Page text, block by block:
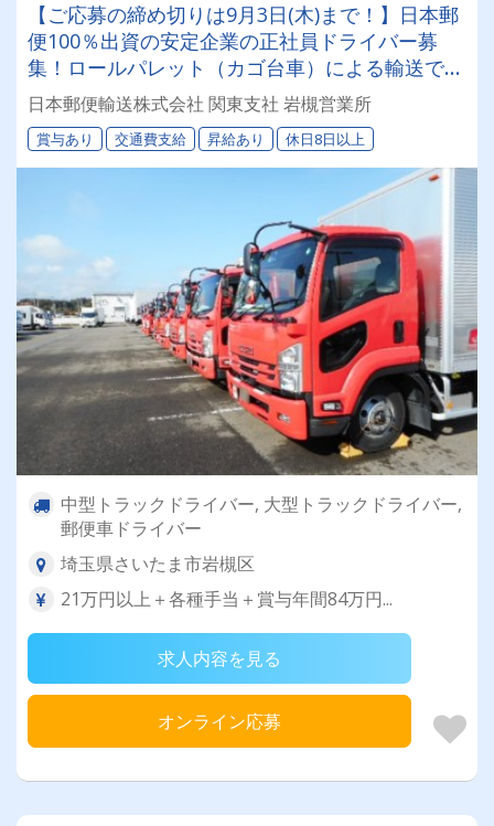
【ご応募の締め切りは9月3日(木)まで！】日本郵
便100％出資の安定企業の正社員ドライバー募
集！ロールパレット（カゴ台車）による輸送で身
体的な負担も少ないため、女性ドライバーも活躍
中！
日本郵便輸送株式会社 関東支社 岩槻営業所
賞与あり 交通費支給 昇給あり 休日8日以上
中型トラックドライバー, 大型トラックドライバー,
郵便車ドライバー
埼玉県さいたま市岩槻区
21万円以上＋各種手当＋賞与年間84万円...
求人内容を見る
オンライン応募